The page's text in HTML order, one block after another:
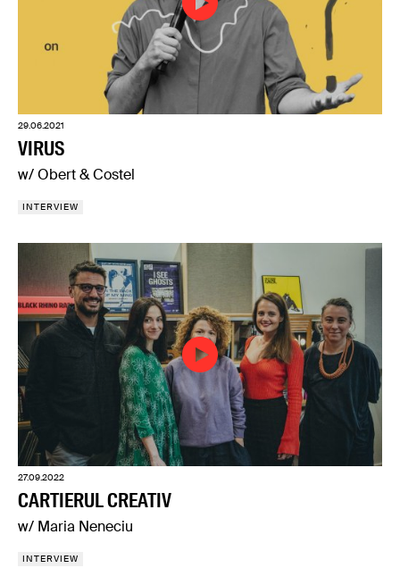
29.06.2021
VIRUS
w/ Obert & Costel
INTERVIEW
27.09.2022
CARTIERUL CREATIV
w/ Maria Neneciu
INTERVIEW